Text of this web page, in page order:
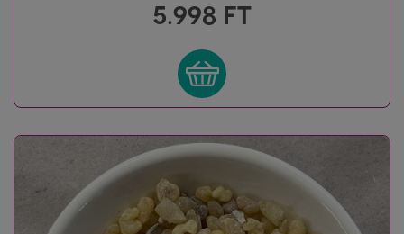
5.998 FT